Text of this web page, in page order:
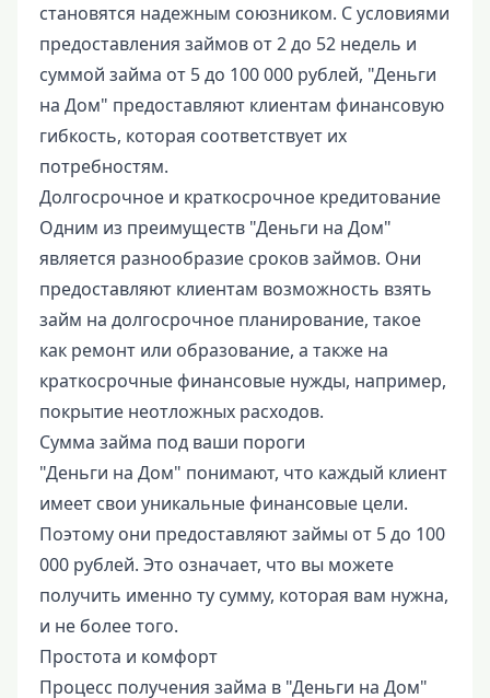
становятся надежным союзником. С условиями
предоставления займов от 2 до 52 недель и
суммой займа от 5 до 100 000 рублей, "Деньги
на Дом" предоставляют клиентам финансовую
гибкость, которая соответствует их
потребностям.
Долгосрочное и краткосрочное кредитование
Одним из преимуществ "Деньги на Дом"
является разнообразие сроков займов. Они
предоставляют клиентам возможность взять
займ на долгосрочное планирование, такое
как ремонт или образование, а также на
краткосрочные финансовые нужды, например,
покрытие неотложных расходов.
Сумма займа под ваши пороги
"Деньги на Дом" понимают, что каждый клиент
имеет свои уникальные финансовые цели.
Поэтому они предоставляют займы от 5 до 100
000 рублей. Это означает, что вы можете
получить именно ту сумму, которая вам нужна,
и не более того.
Простота и комфорт
Процесс получения займа в "Деньги на Дом"